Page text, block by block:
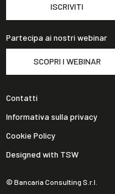
ISCRIVITI
Partecipa ai nostri webinar
SCOPRI I WEBINAR
© Bancaria Consulting S.r.l.
Contatti
Informativa sulla privacy
Cookie Policy
Designed with TSW